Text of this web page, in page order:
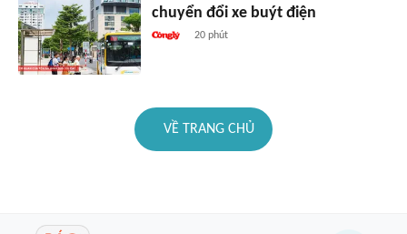
chuyển đổi xe buýt điện
20 phút
VỀ TRANG CHỦ